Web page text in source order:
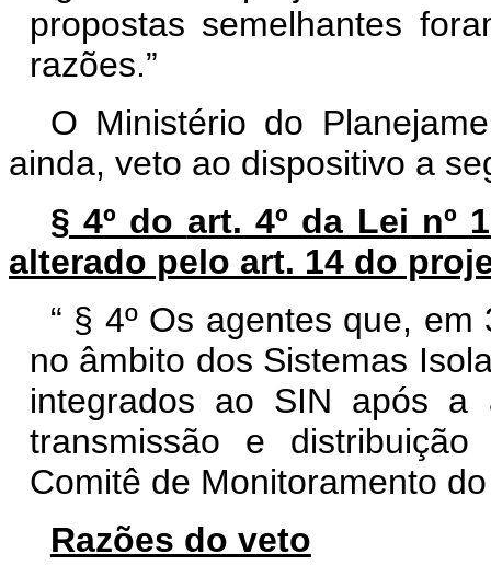
propostas semelhantes
razões.”
O Ministério do
ainda, veto ao dispositivo a
§ 4º do art. 4º da Lei nº
alterado pelo art. 14 do
“ § 4º Os agentes que,
no âmbito dos Sistemas
integrados ao SIN após a
transmissão e
Comitê de Monitoramento
Razões do veto